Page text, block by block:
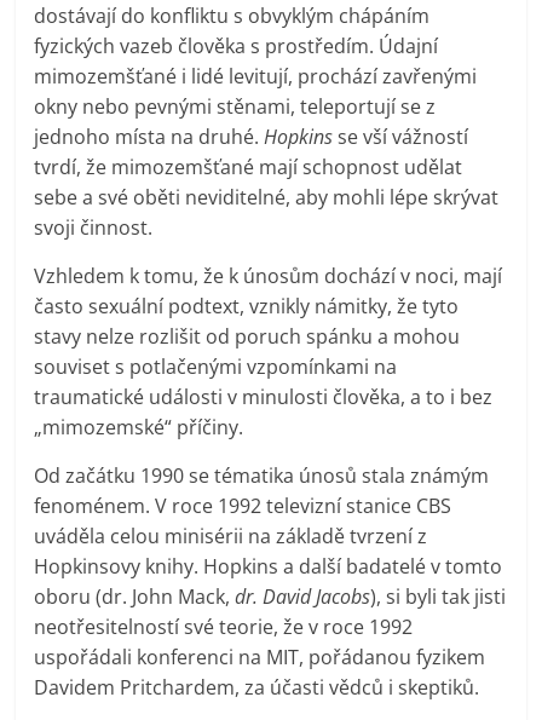
dostávají do konfliktu s obvyklým chápáním
fyzických vazeb člověka s prostředím. Údajní
mimozemšťané i lidé levitují, prochází zavřenými
okny nebo pevnými stěnami, teleportují se z
jednoho místa na druhé.Hopkinsse vší vážností
tvrdí, že mimozemšťané mají schopnost udělat
sebe a své oběti neviditelné, aby mohli lépe skrývat
svoji činnost.
Vzhledem k tomu, že k únosům dochází v noci, mají
často sexuální podtext, vznikly námitky, že tyto
stavy nelze rozlišit od poruch spánku a mohou
souviset s potlačenými vzpomínkami na
traumatické události v minulosti člověka, a to i bez
„mimozemské“ příčiny.
Od začátku 1990 se tématika únosů stala známým
fenoménem. V roce 1992 televizní stanice CBS
uváděla celou minisérii na základě tvrzení z
Hopkinsovy knihy. Hopkins a další badatelé v tomto
oboru (dr. John Mack,dr. David Jacobs), si byli tak jisti
neotřesitelností své teorie, že v roce 1992
uspořádali konferenci na MIT, pořádanou fyzikem
Davidem Pritchardem, za účasti vědců i skeptiků.